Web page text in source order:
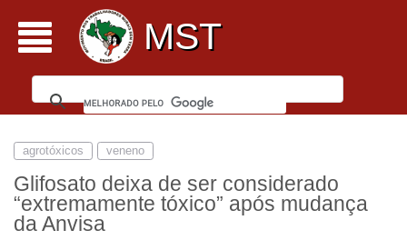
MST
agrotóxicos veneno
Glifosato deixa de ser considerado
“extremamente tóxico” após mudança
da Anvisa